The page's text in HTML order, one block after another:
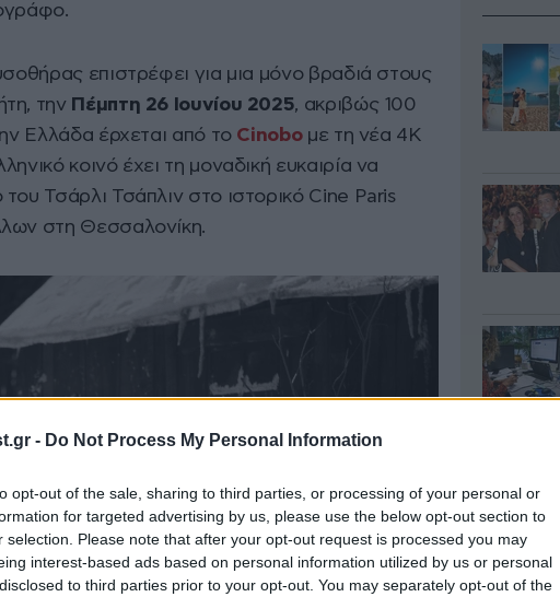
- Do Not Process My Personal Information
opt-out of the sale, sharing to third parties, or processing of your personal or
for targeted advertising by us, please use the below opt-out section to
selection. Please note that after your opt-out request is processed you may
interest-based ads based on personal information utilized by us or personal
to third parties prior to your opt-out. You may separately opt-out of the
επιστρέφει για μια μόνο βραδιά στους
την Πέμπτη 26 Ιουνίου 2025, ακριβώς 100
Ελλάδα έρχεται από το Cinoboμε τη νέα 4K
κοινό έχει τη μοναδική ευκαιρία να
Τσάρλι Τσάπλιν στο ιστορικό Cine Paris
στη Θεσσαλονίκη.